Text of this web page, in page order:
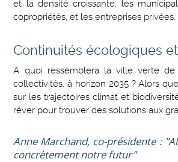
et la densité croissante, les
copropriétés, et les entreprises privées.
Continuités écologiques
A quoi ressemblera la ville verte
collectivités, à horizon 2035 ? Alors que
sur les trajectoires climat et
rêver pour trouver des solutions aux
Anne Marchand, co-présidente :
concrètement notre futur"